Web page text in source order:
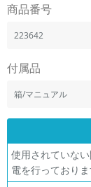
商品番号
223642
付属品
箱/マニュアル
使用されていな
電を行っておりま
メーカー
「Apple」「SONY」「
機能・特徴
ランク
商品状態の絞り込み
「新品」「未使用」「中